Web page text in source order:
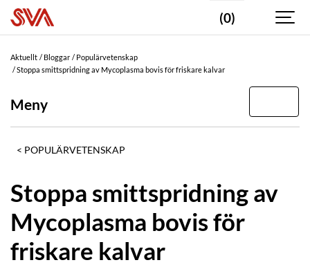
(0)
Aktuellt Bloggar
Populärvetenskap
Stoppa smittspridning av Mycoplasma bovis för friskare kalvar
Meny
POPULÄRVETENSKAP
Stoppa smittspridning av
Mycoplasma bovis för
friskare kalvar